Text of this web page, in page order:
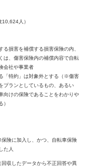
人）
る損害を補償する損害保険の内、
は、傷害保険内の補償内容で自転
会社や事業者
「特約」は対象外とする（※傷害
プランとしているもの、あるい
向けの保険であることをわかりや
）
険に加入し、かつ、自転車保険
た人
収したデータから不正回答や異